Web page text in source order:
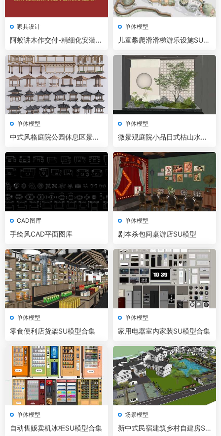
家具设计
阿蛟讲木作交付-精细化安装交
单体模型
儿童攀爬滑滑梯游乐设施SU模
单体模型
中式风格庭院公园休息区景观
单体模型
微景观庭院小品日式枯山水小
CAD图库
手绘风CAD平面图库
单体模型
剧本杀包间桌游店SU模型
单体模型
零食便利店货架SU模型合集
单体模型
家用电器室内家装SU模型合集
单体模型
自动售贩卖机冰柜SU模型合集
场景模型
新中式民宿建筑乡村自建房SU